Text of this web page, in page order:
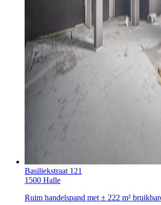
Basiliekstraat 121
1500 Halle
Ruim handelspand met ± 222 m²